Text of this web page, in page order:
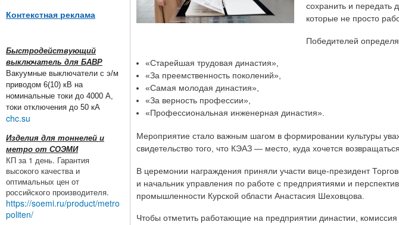
Контекстная реклама
Быстродействующий
выключатель для БАВР
Вакуумные выключатели с э/м
приводом 6(10) кВ на
номинальные токи до 4000 А,
токи отключения до 50 кА
chc.su
Изделия для тоннелей и
метро от СОЭМИ
КП за 1 день. Гарантия
высокого качества и
оптимальных цен от
российского производителя.
https://soemi.ru/product/metro
politen/
сохранить и передать
которые не просто
Победителей
«Старейшая трудовая династия»,
«За преемственность поколений»,
«Самая молодая династия»,
«За верность профессии»,
«Профессиональная инженерная династия».
Мероприятие стало важным шагом в формировании культуры
свидетельство того, что КЭАЗ — место, куда хочется
В церемонии награждения приняли участи вице-президент
и начальник управления по работе с предприятиями и
промышленности Курской области Анастасия Шеховцова.
Чтобы отметить работающие на предприятии династии,